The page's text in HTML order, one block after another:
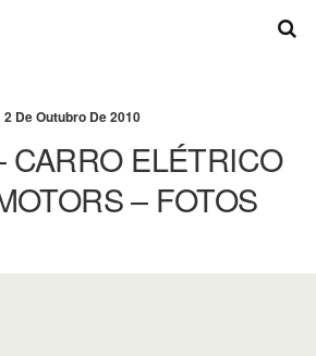
2 De Outubro De 2010
CARRO ELÉTRICO
– FOTOS